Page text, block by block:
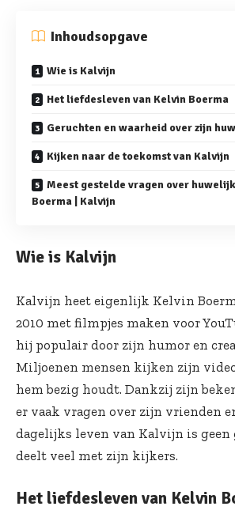
Inhoudsopgave
Wie is Kalvijn
Het liefdesleven van Kelvin Boerma
Geruchten en waarheid over zijn
Kijken naar de toekomst van Kalvijn
Meest gestelde vragen over
Boerma | Kalvijn
Wie is Kalvijn
Kalvijn heet eigenlijk Kelvin
2010 met filmpjes maken voor
hij populair door zijn humor en
Miljoenen mensen kijken zijn
hem bezig houdt. Dankzij zijn
er vaak vragen over zijn vrienden
dagelijks leven van Kalvijn is
deelt veel met zijn kijkers.
Het liefdesleven van Kelvin